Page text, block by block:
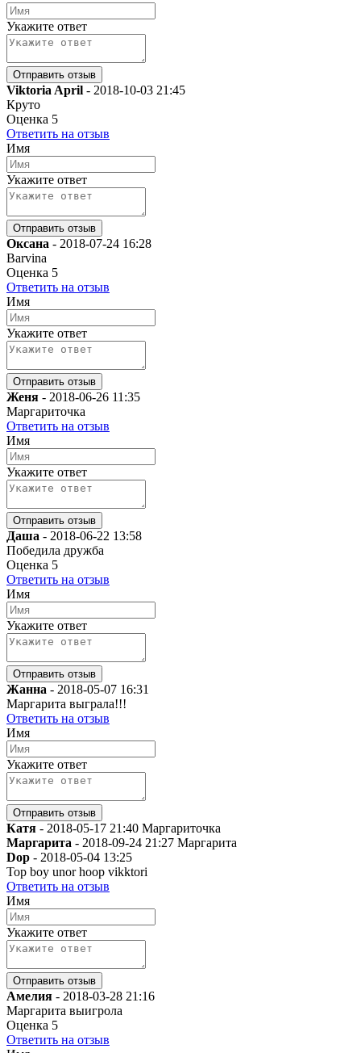
Укажите ответ
Viktoria April - 2018-10-03 21:45
Круто
Оценка 5
Ответить на отзыв
Имя
Укажите ответ
Оксана - 2018-07-24 16:28
Barvina
Оценка 5
Ответить на отзыв
Имя
Укажите ответ
Женя - 2018-06-26 11:35
Маргариточка
Ответить на отзыв
Имя
Укажите ответ
Даша - 2018-06-22 13:58
Победила дружба
Оценка 5
Ответить на отзыв
Имя
Укажите ответ
Жанна - 2018-05-07 16:31
Маргарита выграла!!!
Ответить на отзыв
Имя
Укажите ответ
Катя - 2018-05-17 21:40 Маргариточка
Маргарита - 2018-09-24 21:27 Маргарита
Dop - 2018-05-04 13:25
Top boy unor hoop vikktori
Ответить на отзыв
Имя
Укажите ответ
Амелия - 2018-03-28 21:16
Маргарита выигрола
Оценка 5
Ответить на отзыв